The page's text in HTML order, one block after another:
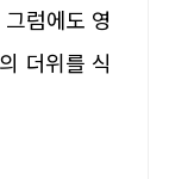
럼에도 영
더위를 식